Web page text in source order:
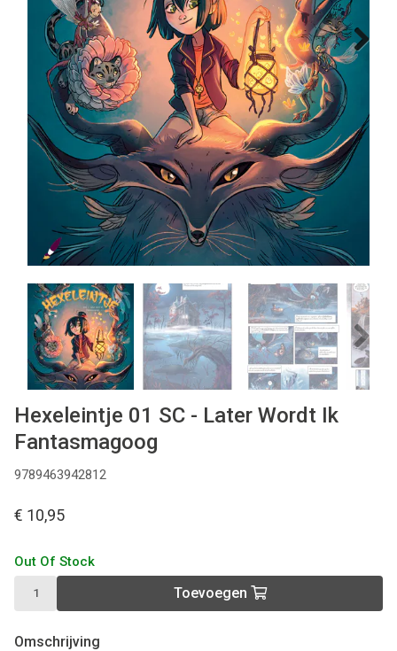
MANGA
COMICS
TOP-10
CADEAUBON
CONTACT
Next
Previous Next
Hexeleintje 01 SC - Later Wordt Ik
Fantasmagoog
9789463942812
€ 10,95
Out Of Stock
Toevoegen
Omschrijving